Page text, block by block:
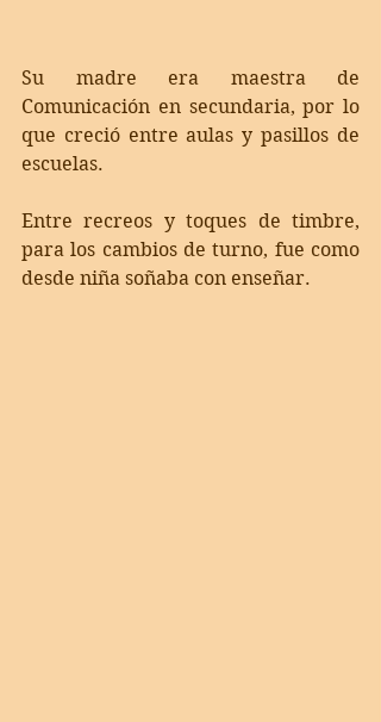
Su madre era maestra de
Comunicación en secundaria, por lo
que creció entre aulas y pasillos de
escuelas.
Entre recreos y toques de timbre,
para los cambios de turno, fue como
desde niña soñaba con enseñar.